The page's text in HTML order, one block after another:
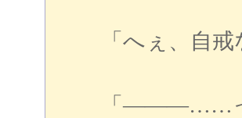
「へぇ、自戒
「―――……っ